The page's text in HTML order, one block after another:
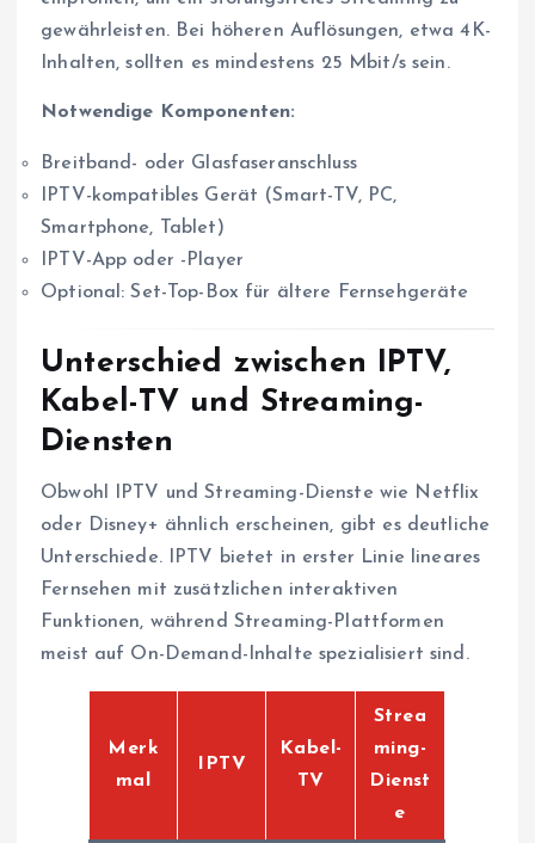
gewährleisten. Bei höheren Auflösungen, etwa 4K-
Inhalten, sollten es mindestens 25 Mbit/s sein.
Notwendige Komponenten:
Breitband- oder Glasfaseranschluss
IPTV-kompatibles Gerät (Smart-TV, PC,
Smartphone, Tablet)
IPTV-App oder -Player
Optional: Set-Top-Box für ältere Fernsehgeräte
Unterschied zwischen IPTV,
Kabel-TV und Streaming-
Diensten
Obwohl IPTV und Streaming-Dienste wie Netflix
oder Disney+ ähnlich erscheinen, gibt es deutliche
Unterschiede. IPTV bietet in erster Linie lineares
Fernsehen mit zusätzlichen interaktiven
Funktionen, während Streaming-Plattformen
meist auf On-Demand-Inhalte spezialisiert sind.
Merk
mal
IPTV
Kabel-
TV
Strea
ming-
Dienst
e